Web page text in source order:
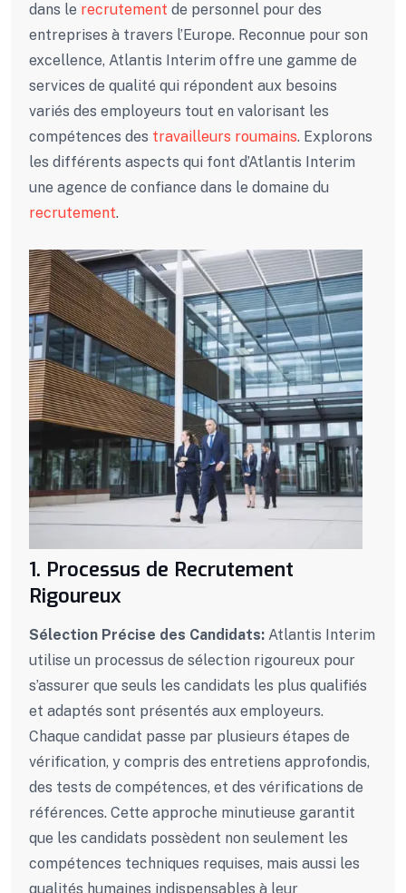
dans le recrutement de personnel pour des
entreprises à travers l’Europe. Reconnue pour son
excellence, Atlantis Interim offre une gamme de
services de qualité qui répondent aux besoins
variés des employeurs tout en valorisant les
compétences des travailleurs roumains. Explorons
les différents aspects qui font d’Atlantis Interim
une agence de confiance dans le domaine du
recrutement.
1. Processus de Recrutement
Rigoureux
Sélection Précise des Candidats: Atlantis Interim
utilise un processus de sélection rigoureux pour
s’assurer que seuls les candidats les plus qualifiés
et adaptés sont présentés aux employeurs.
Chaque candidat passe par plusieurs étapes de
vérification, y compris des entretiens approfondis,
des tests de compétences, et des vérifications de
références. Cette approche minutieuse garantit
que les candidats possèdent non seulement les
compétences techniques requises, mais aussi les
qualités humaines indispensables à leur